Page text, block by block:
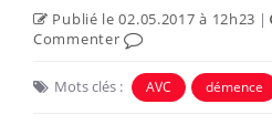
Publié le 02.05.2017 à 12h23 |
Commenter
Mots clés : AVC démence